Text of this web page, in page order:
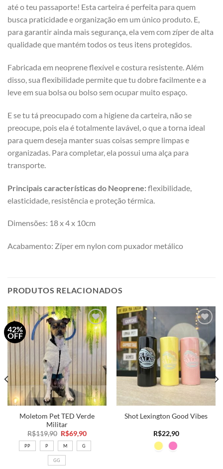
até o teu passaporte! Esta carteira é perfeita para quem
busca praticidade e organização em um único produto. E,
para garantir ainda mais segurança, ela vem com zíper de alta
qualidade que mantém todos os teus itens protegidos.
Fabricada em neoprene flexível e costura resistente. Além
disso, sua flexibilidade permite que tu dobre facilmente e a
leve em sua bolsa ou bolso sem ocupar muito espaço.
E se tu tá preocupado com a higiene da carteira, não se
preocupe, pois ela é totalmente lavável, o que a torna ideal
para quem deseja manter suas coisas sempre limpas e
organizadas. Para completar, ela possui uma alça para
transporte.
Principais características do Neoprene:flexibilidade,
elasticidade, resistência e proteção térmica.
Dimensões: 18 x 4 x 10cm
Acabamento: Zíper em nylon com puxador metálico
PRODUTOS RELACIONADOS
42%
OFF
Adicionar
a minha
lista
Moletom Pet TED Verde
Militar
R$119,90 O
preço
original
era:
R$69,90O
preço
é:
PP P M G
GG
Adicionar
a minha
lista
Shot Lexington Good Vibes
R$22,90